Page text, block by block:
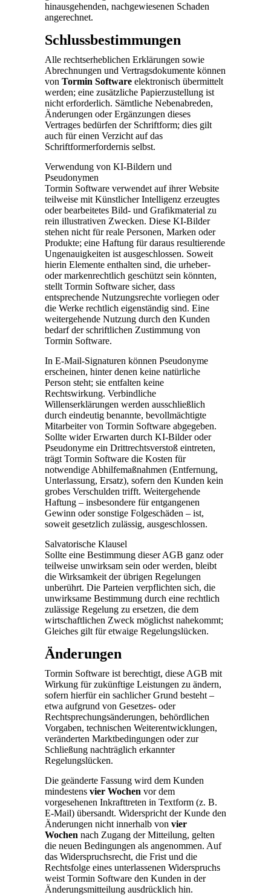
hinausgehenden, nachgewiesenen Schaden
angerechnet.
Schlussbestimmungen
Alle rechtserheblichen Erklärungen sowie
Abrechnungen und Vertragsdokumente können
von Tormin Software elektronisch übermittelt
werden; eine zusätzliche Papierzustellung ist
nicht erforderlich. Sämtliche Nebenabreden,
Änderungen oder Ergänzungen dieses
Vertrages bedürfen der Schriftform; dies gilt
auch für einen Verzicht auf das
Schriftformerfordernis selbst.
Verwendung von KI-Bildern und
Pseudonymen
Tormin Software verwendet auf ihrer Website
teilweise mit Künstlicher Intelligenz erzeugtes
oder bearbeitetes Bild- und Grafikmaterial zu
rein illustrativen Zwecken. Diese KI-Bilder
stehen nicht für reale Personen, Marken oder
Produkte; eine Haftung für daraus resultierende
Ungenauigkeiten ist ausgeschlossen. Soweit
hierin Elemente enthalten sind, die urheber-
oder markenrechtlich geschützt sein könnten,
stellt Tormin Software sicher, dass
entsprechende Nutzungsrechte vorliegen oder
die Werke rechtlich eigenständig sind. Eine
weitergehende Nutzung durch den Kunden
bedarf der schriftlichen Zustimmung von
Tormin Software.
In E-Mail-Signaturen können Pseudonyme
erscheinen, hinter denen keine natürliche
Person steht; sie entfalten keine
Rechtswirkung. Verbindliche
Willenserklärungen werden ausschließlich
durch eindeutig benannte, bevollmächtigte
Mitarbeiter von Tormin Software abgegeben.
Sollte wider Erwarten durch KI-Bilder oder
Pseudonyme ein Drittrechts­verstoß eintreten,
trägt Tormin Software die Kosten für
notwendige Abhilfemaßnahmen (Entfernung,
Unterlassung, Ersatz), sofern den Kunden kein
grobes Verschulden trifft. Weitergehende
Haftung – insbesondere für entgangenen
Gewinn oder sonstige Folgeschäden – ist,
soweit gesetzlich zulässig, ausgeschlossen.
Salvatorische Klausel
Sollte eine Bestimmung dieser AGB ganz oder
teilweise unwirksam sein oder werden, bleibt
die Wirksamkeit der übrigen Regelungen
unberührt. Die Parteien verpflichten sich, die
unwirksame Bestimmung durch eine rechtlich
zulässige Regelung zu ersetzen, die dem
wirtschaftlichen Zweck möglichst nahekommt;
Gleiches gilt für etwaige Regelungslücken.
Änderungen
Tormin Software ist berechtigt, diese AGB mit
Wirkung für zukünftige Leistungen zu ändern,
sofern hierfür ein sachlicher Grund besteht –
etwa aufgrund von Gesetzes- oder
Rechtsprechungsänderungen, behördlichen
Vorgaben, technischen Weiter­entwicklungen,
veränderten Marktbedingungen oder zur
Schließung nachträglich erkannter
Regelungslücken.
Die geänderte Fassung wird dem Kunden
mindestens vier Wochen vor dem
vorgesehenen Inkrafttreten in Textform (z. B.
E-Mail) übersandt. Widerspricht der Kunde den
Änderungen nicht innerhalb von vier
Wochen nach Zugang der Mitteilung, gelten
die neuen Bedingungen als angenommen. Auf
das Widerspruchs­recht, die Frist und die
Rechtsfolge eines unterlassenen Widerspruchs
weist Tormin Software den Kunden in der
Änderungsmitteilung ausdrücklich hin.